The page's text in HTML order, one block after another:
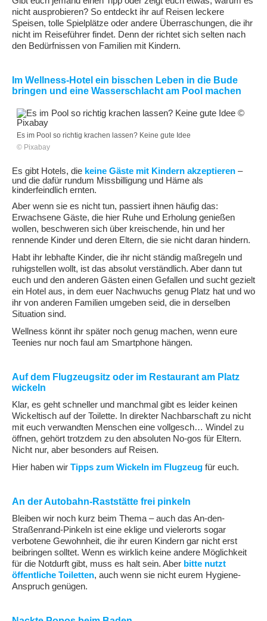
nicht ausprobieren? So entdeckt ihr auf Reisen leckere
Speisen, tolle Spielplätze oder andere Überraschungen, die ihr
nicht im Reiseführer findet. Denn der richtet sich selten nach
den Bedürfnissen von Familien mit Kindern.
Im Wellness-Hotel ein bisschen Leben in die Bude
bringen und eine Wasserschlacht am Pool machen
Es im Pool so richtig krachen lassen? Keine gute Idee
© Pixabay
Es gibt Hotels, die keine Gäste mit Kindern akzeptieren –
und die dafür rundum Missbilligung und Häme als
kinderfeindlich ernten.
Aber wenn sie es nicht tun, passiert ihnen häufig das:
Erwachsene Gäste, die hier Ruhe und Erholung genießen
wollen, beschweren sich über kreischende, hin und her
rennende Kinder und deren Eltern, die sie nicht daran hindern.
Habt ihr lebhafte Kinder, die ihr nicht ständig maßregeln und
ruhigstellen wollt, ist das absolut verständlich. Aber dann tut
euch und den anderen Gästen einen Gefallen und sucht gezielt
ein Hotel aus, in dem euer Nachwuchs genug Platz hat und wo
ihr von anderen Familien umgeben seid, die in derselben
Situation sind.
Wellness könnt ihr später noch genug machen, wenn eure
Teenies nur noch faul am Smartphone hängen.
Auf dem Flugzeugsitz oder im Restaurant am Platz
wickeln
Klar, es geht schneller und manchmal gibt es leider keinen
Wickeltisch auf der Toilette. In direkter Nachbarschaft zu nicht
mit euch verwandten Menschen eine vollgesch… Windel zu
öffnen, gehört trotzdem zu den absoluten No-gos für Eltern.
Nicht nur, aber besonders auf Reisen.
Hier haben wir Tipps zum Wickeln im Flugzeug für euch.
An der Autobahn-Raststätte frei pinkeln
Bleiben wir noch kurz beim Thema – auch das An-den-
Straßenrand-Pinkeln ist eine eklige und vielerorts sogar
verbotene Gewohnheit, die ihr euren Kindern gar nicht erst
beibringen solltet. Wenn es wirklich keine andere Möglichkeit
für die Notdurft gibt, muss es halt sein. Aber bitte nutzt
öffentliche Toiletten, auch wenn sie nicht eurem Hygiene-
Anspruch genügen.